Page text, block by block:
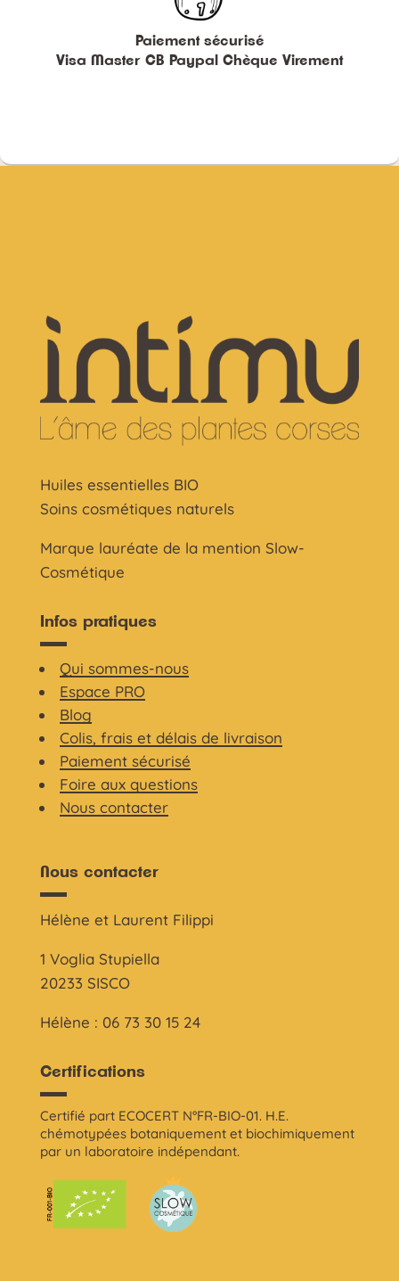
Paiement sécurisé
Visa Master CB Paypal Chèque Virement
Huiles essentielles BIO
Soins cosmétiques naturels
Marque lauréate de la mention Slow-
Cosmétique
Infos pratiques
Qui sommes-nous
Espace PRO
Blog
Colis, frais et délais de livraison
Paiement sécurisé
Foire aux questions
Nous contacter
Nous contacter
Hélène et Laurent Filippi
1 Voglia Stupiella
20233 SISCO
Hélène : 06 73 30 15 24
Certifications
Certifié part ECOCERT N°FR-BIO-01. H.E.
chémotypées botaniquement et biochimiquement
par un laboratoire indépendant.